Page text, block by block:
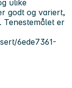
ulike
godt og variert,
er
6ede7361-